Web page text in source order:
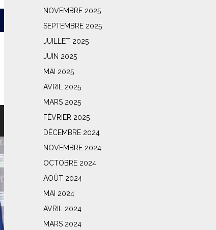
NOVEMBRE 2025
SEPTEMBRE 2025
JUILLET 2025
JUIN 2025
MAI 2025
AVRIL 2025
MARS 2025
FÉVRIER 2025
DÉCEMBRE 2024
NOVEMBRE 2024
OCTOBRE 2024
AOÛT 2024
MAI 2024
AVRIL 2024
MARS 2024